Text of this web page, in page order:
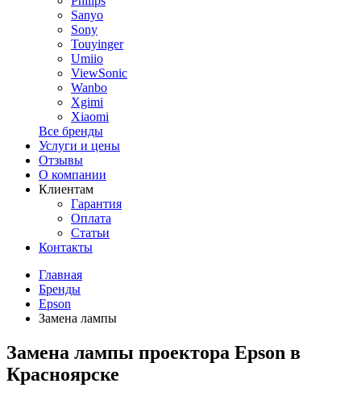
Sanyo
Sony
Touyinger
Umiio
ViewSonic
Wanbo
Xgimi
Xiaomi
Все бренды
Услуги и цены
Отзывы
О компании
Клиентам
Гарантия
Оплата
Статьи
Контакты
Главная
Бренды
Epson
Замена лампы
Замена лампы проектора Epson в
Красноярске